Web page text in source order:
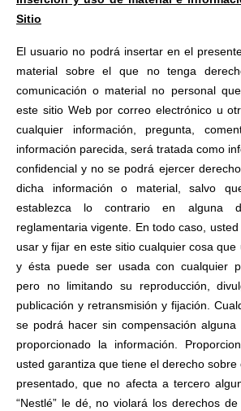
Sitio
El usuario no podrá insertar en el
material sobre el que no tenga
comunicación o material no personal
este sitio Web por correo electrónico u
cualquier información, pregunta,
información parecida, será tratada como
confidencial y no se podrá ejercer
dicha información o material, salvo
establezca lo contrario en alguna
reglamentaria vigente. En todo caso, usted
usar y fijar en este sitio cualquier cosa
y ésta puede ser usada con cualquier
pero no limitando su reproducción,
publicación y retransmisión y fijación.
se podrá hacer sin compensación
proporcionado la información.
usted garantiza que tiene el derecho
presentado, que no afecta a tercero
“Nestlé” le dé, no violará los derechos